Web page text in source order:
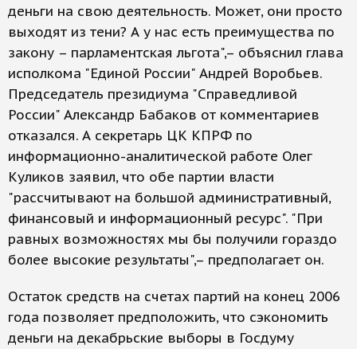
деньги на свою деятельность. Может, они просто
выходят из тени? А у нас есть преимущества по
закону – парламентская льгота",– объяснил глава
исполкома "Единой России" Андрей Воробьев.
Председатель президиума "Справедливой
России" Александр Бабаков от комментариев
отказался. А секретарь ЦК КПРФ по
информационно-аналитической работе Олег
Куликов заявил, что обе партии власти
"рассчитывают на большой административный,
финансовый и информационный ресурс". "При
равных возможностях мы бы получили гораздо
более высокие результаты",– предполагает он.
Остаток средств на счетах партий на конец 2006
года позволяет предположить, что сэкономить
деньги на декабрьские выборы в Госдуму